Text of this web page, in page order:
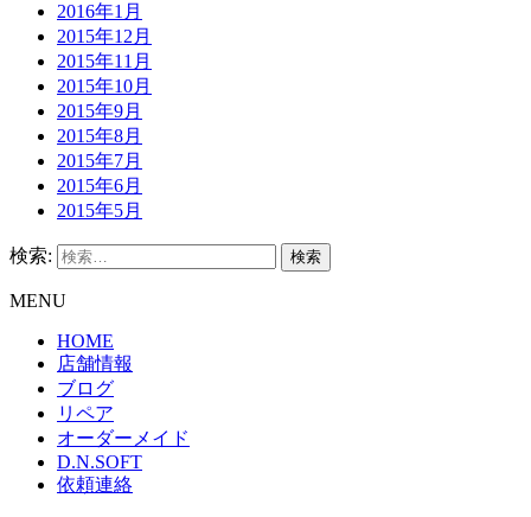
2016年1月
2015年12月
2015年11月
2015年10月
2015年9月
2015年8月
2015年7月
2015年6月
2015年5月
検索:
MENU
HOME
店舗情報
ブログ
リペア
オーダーメイド
D.N.SOFT
依頼連絡